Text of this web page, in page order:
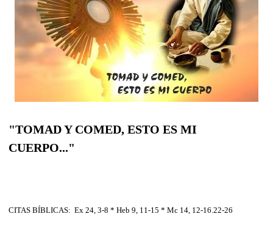
"TOMAD Y COMED, ESTO ES MI
CUERPO..."
CITAS BÍBLICAS: Ex 24, 3-8 * Heb 9, 11-15 * Mc 14, 12-16.22-26